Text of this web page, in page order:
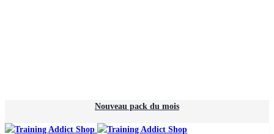
Nouveau pack du mois